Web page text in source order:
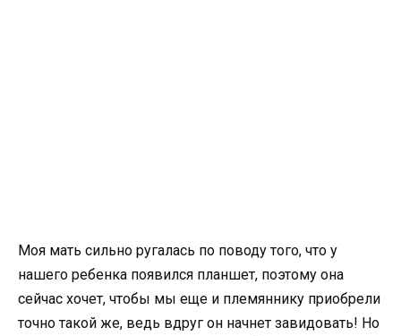
Моя мать сильно ругалась по поводу того, что у
нашего ребенка появился планшет, поэтому она
сейчас хочет, чтобы мы еще и племяннику приобрели
точно такой же, ведь вдруг он начнет завидовать! Но